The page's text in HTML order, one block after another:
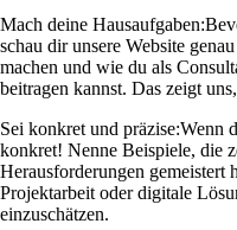
Mach deine Hausaufgaben:
schau dir unsere Website
machen und wie du als
beitragen kannst. Das zeigt
Sei konkret und präzise:Wenn
konkret! Nenne Beispiele, die
Herausforderungen gemeistert
Projektarbeit oder digitale
einzuschätzen.